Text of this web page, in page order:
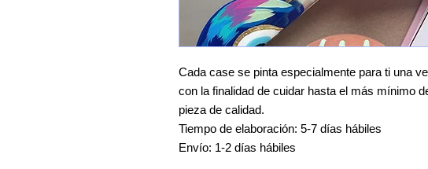
Cada case se pinta especialmente para ti una
con la finalidad de cuidar hasta el más mínimo
pieza de calidad.
Tiempo de elaboración: 5-7 días hábiles
Envío: 1-2 días hábiles